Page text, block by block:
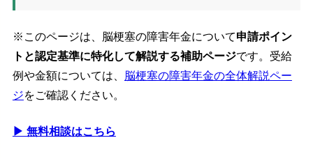
※このページは、脳梗塞の障害年金について申請ポイン
トと認定基準に特化して解説する補助ページです。受給
例や金額については、
脳梗塞の障害年金の全体解説ペー
ジをご確認ください。
▶ 無料相談はこちら